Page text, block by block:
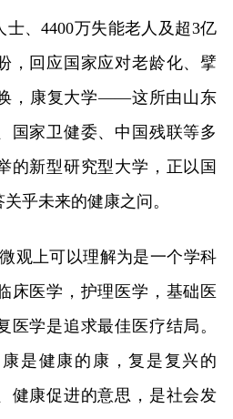
士、4400万失能老人及超3亿
，回应国家应对老龄化、擘
，康复大学——这所由山东
国家卫健委、中国残联等多
的新型研究型大学，正以国
乎未来的健康之问。
观上可以理解为是一个学科
床医学，护理医学，基础医
医学是追求最佳医疗结局。
是健康的康，复是复兴的
健康促进的意思，是社会发